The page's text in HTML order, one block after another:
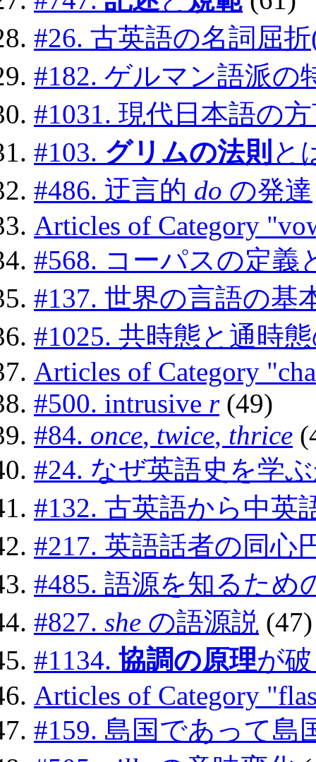
#26. 古英語の名詞屈
#182. ゲルマン語派の
#1031. 現代日本語の
#103. グリムの法則 と
#486. 迂言的 do の発達
Articles of Category
#568. コーパスの定義
#137. 世界の言語の基
#1025. 共時態と通時
Articles of Category
#500. intrusive r(49)
#84. once, twice, thrice
#24. なぜ英語史を学
#132. 古英語から中英
#217. 英語話者の同心
#485. 語源を知るため
#827. she の語源説 (47)
#1134. 協調の原理が
Articles of Category
#159. 島国であって島